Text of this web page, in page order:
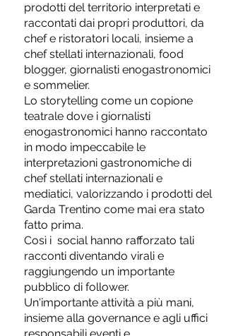
prodotti del territorio interpretati e
raccontati dai propri produttori, da
chef e ristoratori locali, insieme a
chef stellati internazionali, food
blogger, giornalisti enogastronomici
e sommelier.
Lo storytelling come un copione
teatrale dove i giornalisti
enogastronomici hanno raccontato
in modo impeccabile le
interpretazioni gastronomiche di
chef stellati internazionali e
mediatici, valorizzando i prodotti del
Garda Trentino come mai era stato
fatto prima.
Così i social hanno rafforzato tali
racconti diventando virali e
raggiungendo un importante
pubblico di follower.
Un'importante attività a più mani,
insieme alla governance e agli uffici